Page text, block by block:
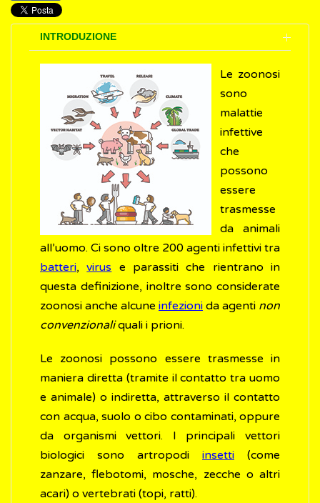
INTRODUZIONE
Le zoonosi
sono
malattie
infettive
che
possono
essere
trasmesse
da animali
all’uomo. Ci sono oltre 200 agenti infettivi tra
batteri,virus e parassiti che rientrano in
questa definizione, inoltre sono considerate
zoonosi anche alcune infezioni da agenti non
convenzionaliquali i prioni.
Le zoonosi possono essere trasmesse in
maniera diretta (tramite il contatto tra uomo
e animale) o indiretta, attraverso il contatto
con acqua, suolo o cibo contaminati, oppure
da organismi vettori. I principali vettori
biologici sono artropodi insetti (come
zanzare, flebotomi, mosche, zecche o altri
acari) o vertebrati (topi, ratti).